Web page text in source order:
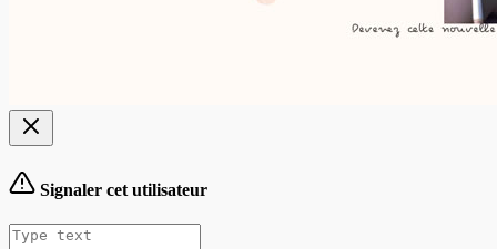
Signaler cet utilisateur